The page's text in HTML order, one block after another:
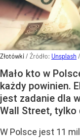
Złotówki/ Źródło: Unsplash /
Mało kto w
każdy powinien.
jest zadanie dla
Wall Street, tylko
W Polsce jest 11